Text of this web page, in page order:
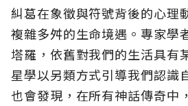
糾葛在象徵與符號背後的心理
複雜多舛的生命境遇。專家學
塔羅，依舊對我們的生活具有
星學以另類方式引導我們認識
也會發現，在所有神話傳奇中